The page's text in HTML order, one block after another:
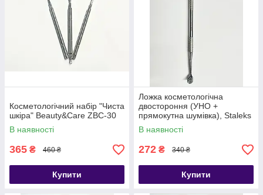
Косметологічний набір "Чиста
шкіра" Beauty&Care ZBC-30
В наявності
365 ₴ 460 ₴
Купити
Ложка косметологічна
двостороння (УНО +
прямокутна шумівка), Staleks
В наявності
272 ₴ 340 ₴
Купити